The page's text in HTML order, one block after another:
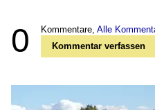
0 Kommentare, Alle
Kommentar verfassen